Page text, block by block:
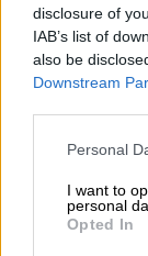
disclosure of
IAB’s list of
also be
Downstream
Personal
I want to
personal
Opted In
Pomoc